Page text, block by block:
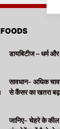
FOODS
डायबिटीज – धर्म और
सावधान- अधिक
से कैंसर का खतरा
जानिए- चेहरे के कील